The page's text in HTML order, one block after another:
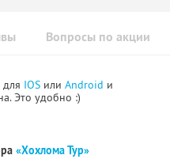
Вопросы по акции
IOS или Android и
Это удобно :)
«Хохлома Тур»